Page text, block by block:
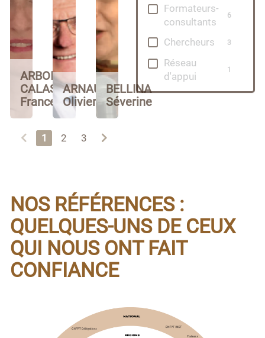
Formateurs-
consultants
6
Chercheurs 3
Réseau
d'appui
1
ARBOIX-
CALAS
France
ARNAULT
Olivier
BELLINA
Séverine
1 2 3
NOS RÉFÉRENCES :
QUELQUES-UNS DE CEUX
QUI NOUS ONT FAIT
CONFIANCE